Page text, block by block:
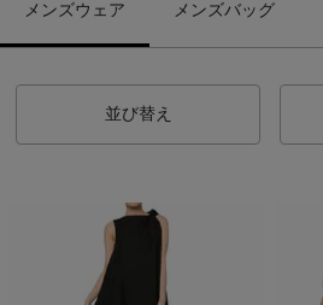
メンズウェア メンズバッグ
並び替え